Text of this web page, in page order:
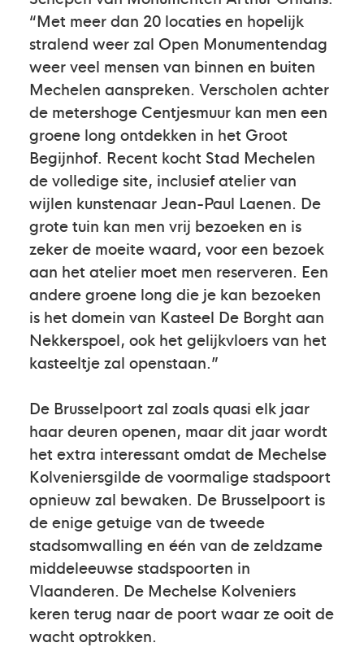
“Met meer dan 20 locaties en hopelijk
stralend weer zal Open Monumentendag
weer veel mensen van binnen en buiten
Mechelen aanspreken. Verscholen achter
de metershoge Centjesmuur kan men een
groene long ontdekken in het Groot
Begijnhof. Recent kocht Stad Mechelen
de volledige site, inclusief atelier van
wijlen kunstenaar Jean-Paul Laenen. De
grote tuin kan men vrij bezoeken en is
zeker de moeite waard, voor een bezoek
aan het atelier moet men reserveren. Een
andere groene long die je kan bezoeken
is het domein van Kasteel De Borght aan
Nekkerspoel, ook het gelijkvloers van het
kasteeltje zal openstaan.”
De Brusselpoort zal zoals quasi elk jaar
haar deuren openen, maar dit jaar wordt
het extra interessant omdat de Mechelse
Kolveniersgilde de voormalige stadspoort
opnieuw zal bewaken. De Brusselpoort is
de enige getuige van de tweede
stadsomwalling en één van de zeldzame
middeleeuwse stadspoorten in
Vlaanderen. De Mechelse Kolveniers
keren terug naar de poort waar ze ooit de
wacht optrokken.